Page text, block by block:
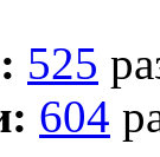
525
604